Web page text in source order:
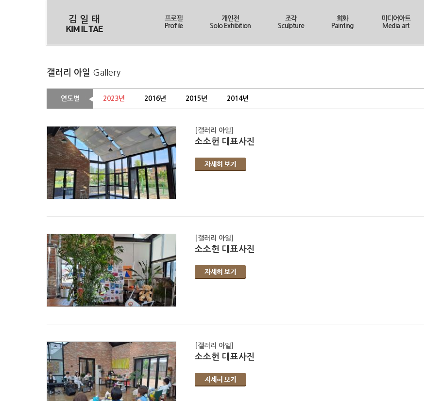
프로필
Profile
개인전
Solo Exhibition
조각
Sculpture
회화
Painting
미디어아트
Media art
갤러리 아일 Gallery
연도별 2023년 2016년 2015년 2014년
[갤러리 아일]
소소헌 대표사진
[갤러리 아일]
소소헌 대표사진
[갤러리 아일]
소소헌 대표사진